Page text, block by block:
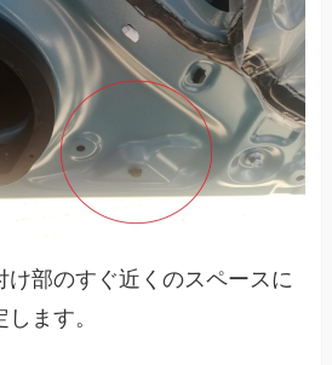
け部のすぐ近くのスペースに
ます。